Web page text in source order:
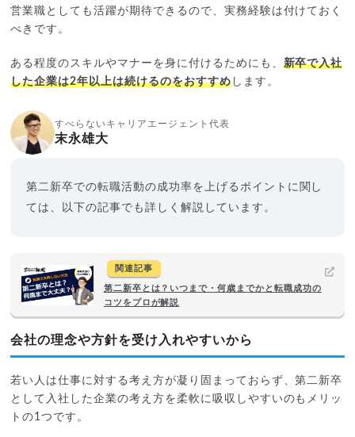
営業職としても活躍が期待できるので、実務経験は付けておく
べきです。
ある程度のスキルやマナーを身に付けるためにも、 新卒で入社
した企業は2年以上は続けるのをおすすめします。
すべらないキャリアエージェント代表
末永雄大
第二新卒での転職活動の成功率を上げるポイントに関し
ては、以下の記事でも詳しく解説しています。
関連記事
第二新卒とは？いつまで・何歳までかと転職成功の
コツをプロが解説
会社の理念や方針を受け入れやすいから
若い人は仕事に対する考え方が凝り固まっておらず、第二新卒
として入社した企業の考え方を柔軟に吸収しやすいのもメリッ
トの1つです。